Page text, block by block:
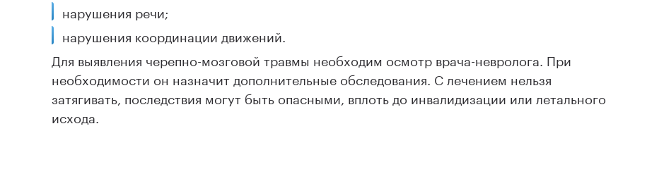
нарушения речи;
нарушения координации движений.
Для выявления черепно-мозговой травмы необходим осмотр врача-невролога. При
необходимости он назначит дополнительные обследования. С лечением нельзя
затягивать, последствия могут быть опасными, вплоть до инвалидизации или летального
исхода.